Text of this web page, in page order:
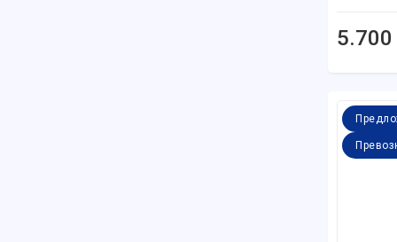
5.700